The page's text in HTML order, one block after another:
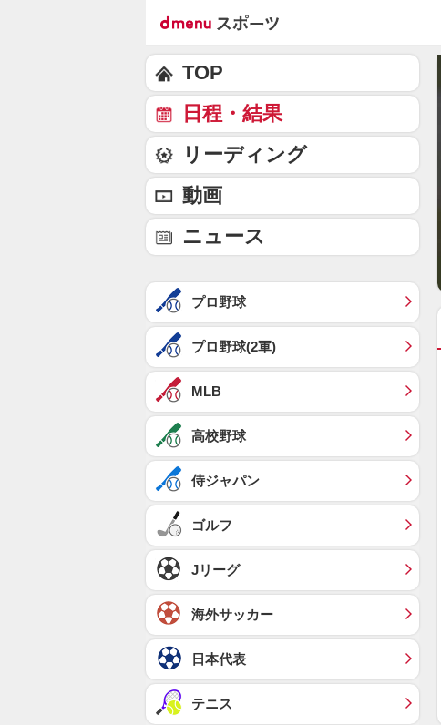
TOP
日程・結果
リーディング
動画
ニュース
プロ野球
プロ野球(2軍)
MLB
高校野球
侍ジャパン
ゴルフ
Jリーグ
海外サッカー
日本代表
テニス